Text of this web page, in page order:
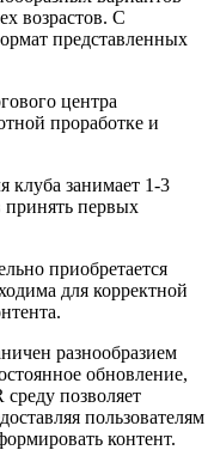
возрастов. С
представленных
центра
проработке и
клуба занимает 1-3
принять первых
приобретается
для корректной
разнообразием
обновление,
позволяет
пользователям
контент.